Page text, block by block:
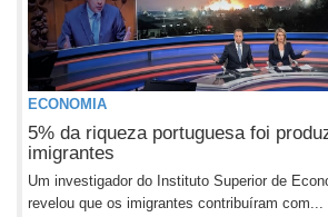
ECONOMIA
5% da riqueza portuguesa foi
imigrantes
Um investigador do Instituto Superior de
revelou que os imigrantes contribuíram com...